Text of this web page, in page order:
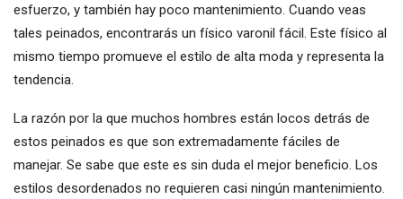
esfuerzo, y también hay poco mantenimiento. Cuando veas
tales peinados, encontrarás un físico varonil fácil. Este físico al
mismo tiempo promueve el estilo de alta moda y representa la
tendencia.
La razón por la que muchos hombres están locos detrás de
estos peinados es que son extremadamente fáciles de
manejar. Se sabe que este es sin duda el mejor beneficio. Los
estilos desordenados no requieren casi ningún mantenimiento.